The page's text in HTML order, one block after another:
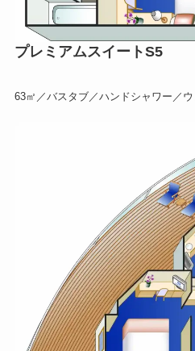
プレミアムスイートS5
63㎡／バスタブ／ハンドシャワー／ウ